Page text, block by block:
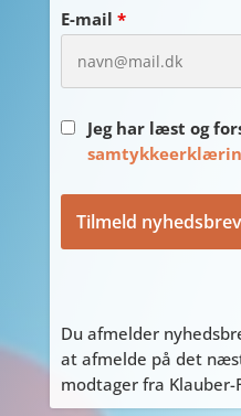
E-mail *
Jeg har læst og
Du afmelder
at afmelde på det
modtager fra Klauber-